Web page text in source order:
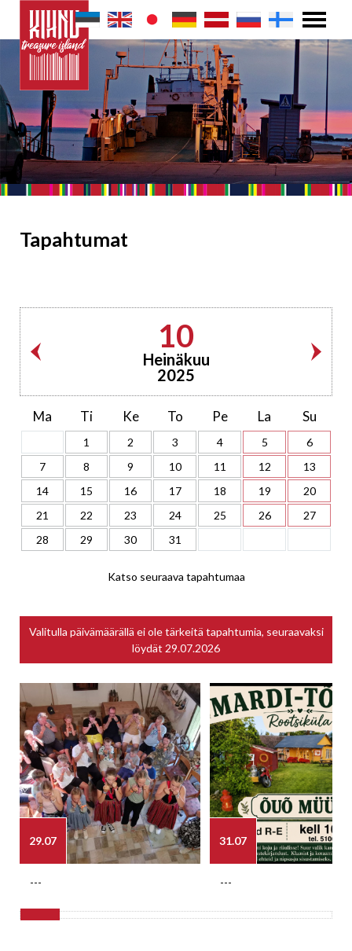
Tapahtumat
10
Heinäkuu
2025
Ma Ti Ke To Pe La Su
1 2 3 4 5
6
7
8 9 10 11 12
13
14
15 16 17 18 19
20
21
22 23 24 25 26
27
28
29 30 31
Katso seuraava tapahtumaa
Valitulla päivämäärällä ei ole tärkeitä tapahtumia, seuraavaksi
löydät 29.07.2026
29.07
---
31.07
---